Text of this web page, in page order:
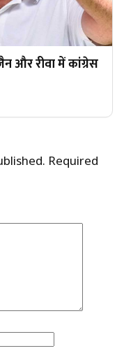
और रीवा में कांग्रेस
Required